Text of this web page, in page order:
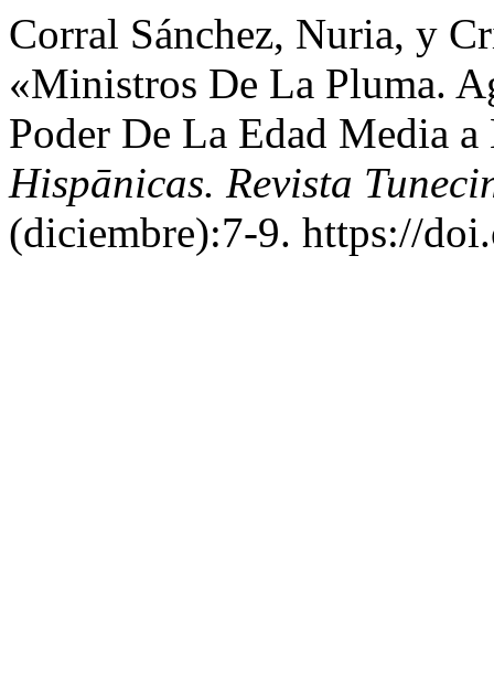
Corral Sánchez, Nuria, y
«Ministros De La Pluma.
Poder De La Edad Media
Hispānicas. Revista
(diciembre):7-9. https://